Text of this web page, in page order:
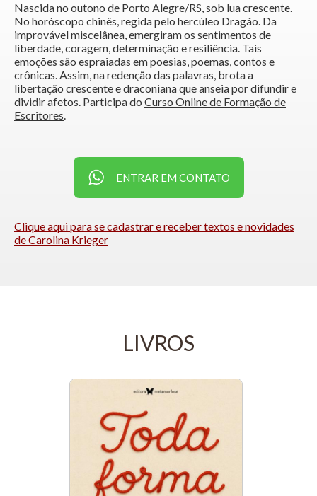
Nascida no outono de Porto Alegre/RS, sob lua crescente.
No horóscopo chinês, regida pelo hercúleo Dragão. Da
improvável miscelânea, emergiram os sentimentos de
liberdade, coragem, determinação e resiliência. Tais
emoções são espraiadas em poesias, poemas, contos e
crônicas. Assim, na redenção das palavras, brota a
libertação crescente e draconiana que anseia por difundir e
dividir afetos. Participa do Curso Online de Formação de
Escritores.
ENTRAR EM CONTATO
Clique aqui para se cadastrar e receber textos e novidades
de Carolina Krieger
LIVROS